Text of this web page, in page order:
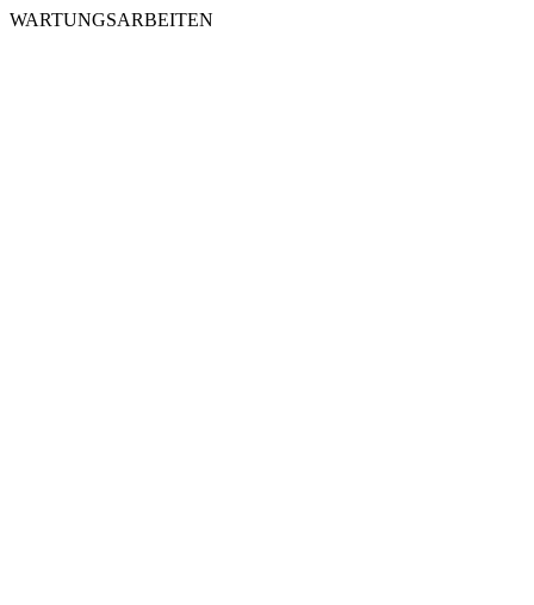
WARTUNGSARBEITEN